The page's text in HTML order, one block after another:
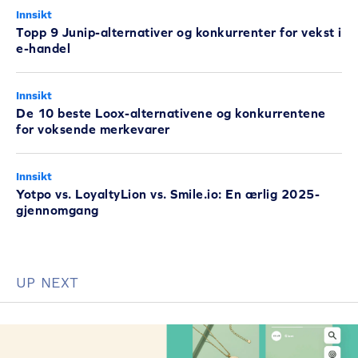
Innsikt
Topp 9 Junip-alternativer og konkurrenter for vekst i
e-handel
Innsikt
De 10 beste Loox-alternativene og konkurrentene
for voksende merkevarer
Innsikt
Yotpo vs. LoyaltyLion vs. Smile.io: En ærlig 2025-
gjennomgang
UP NEXT